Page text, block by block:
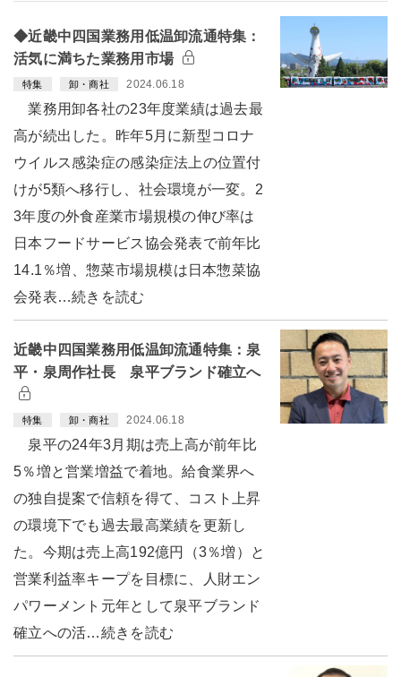
◆近畿中四国業務用低温卸流通特集：
活気に満ちた業務用市場
特集 卸・商社 2024.06.18
業務用卸各社の23年度業績は過去最
高が続出した。昨年5月に新型コロナ
ウイルス感染症の感染症法上の位置付
けが5類へ移行し、社会環境が一変。2
3年度の外食産業市場規模の伸び率は
日本フードサービス協会発表で前年比
14.1％増、惣菜市場規模は日本惣菜協
会発表…続きを読む
近畿中四国業務用低温卸流通特集：泉
平・泉周作社長 泉平ブランド確立へ
特集 卸・商社 2024.06.18
泉平の24年3月期は売上高が前年比
5％増と営業増益で着地。給食業界へ
の独自提案で信頼を得て、コスト上昇
の環境下でも過去最高業績を更新し
た。今期は売上高192億円（3％増）と
営業利益率キープを目標に、人財エン
パワーメント元年として泉平ブランド
確立への活…続きを読む